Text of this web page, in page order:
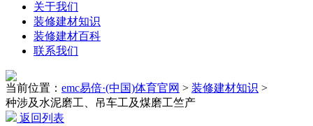
关于我们
装修建材知识
装修建材百科
联系我们
当前位置： emc易倍·(中国)体育官网 > 装修建材知识 >
种涉及水泥磨工、吊车工及煤磨工竺产
返回列表